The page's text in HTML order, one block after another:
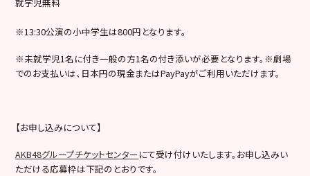
※13:30公演の小中学生は800円となります。
※未就学児1名に付き一般の方1名の付き添いが必要となります。※劇場
でのお支払いは、日本円の現金またはPayPayがご利用いただけます。
【お申し込みについて】
AKB48グループチケットセンター にて受け付けいたします。お申し込みい
ただける応募枠は下記のとおりです。